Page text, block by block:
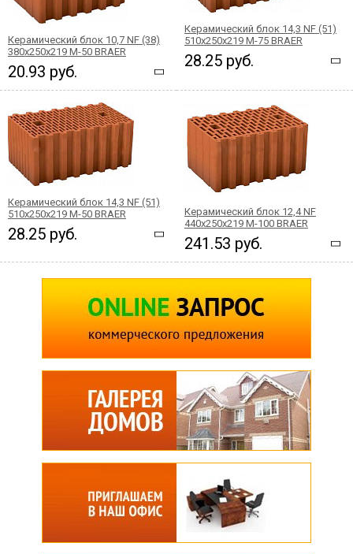
Керамический блок 10,7 NF (38)
380x250x219 М-50 BRAER
20.93 руб.
Керамический блок 14,3 NF (51)
510x250x219 М-75 BRAER
28.25 руб.
Керамический блок 14,3 NF (51)
510x250x219 М-50 BRAER
28.25 руб.
Керамический блок 12,4 NF
440x250x219 М-100 BRAER
241.53 руб.